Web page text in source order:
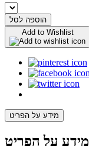
הוספה לסל
Add to Wishlist
מידע על הפריט
מידע על הפריט